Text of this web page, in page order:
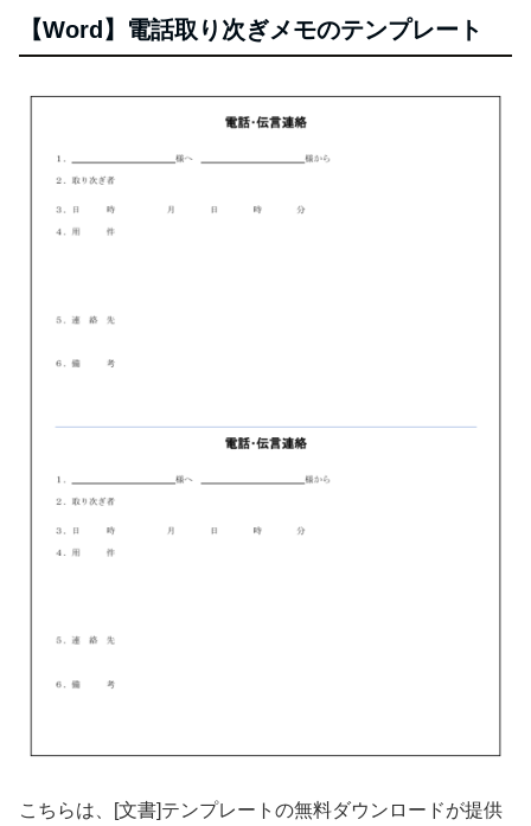
【Word】電話取り次ぎメモのテンプレート
こちらは、[文書]テンプレートの無料ダウンロードが提供